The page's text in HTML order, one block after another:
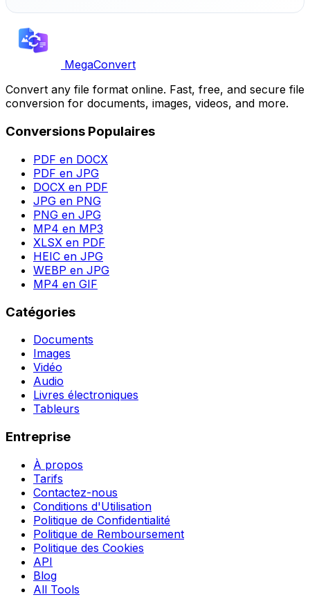
MegaConvert
Convert any file format online. Fast, free, and secure file
conversion for documents, images, videos, and more.
Conversions Populaires
PDF en DOCX
PDF en JPG
DOCX en PDF
JPG en PNG
PNG en JPG
MP4 en MP3
XLSX en PDF
HEIC en JPG
WEBP en JPG
MP4 en GIF
Catégories
Documents
Images
Vidéo
Audio
Livres électroniques
Tableurs
Entreprise
À propos
Tarifs
Contactez-nous
Conditions d'Utilisation
Politique de Confidentialité
Politique de Remboursement
Politique des Cookies
API
Blog
All Tools